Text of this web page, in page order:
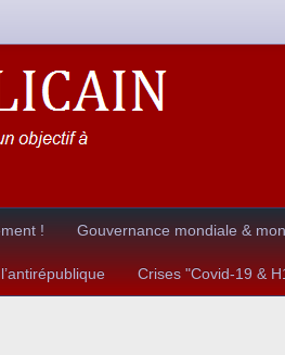
! Gouvernance mondiale &
Crises "Covid-19 &